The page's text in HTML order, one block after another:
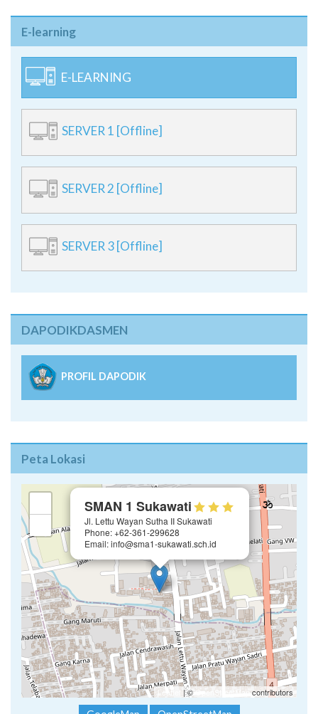
E-learning
E-LEARNING
SERVER 1 [Offline]
SERVER 2 [Offline]
SERVER 3 [Offline]
DAPODIKDASMEN
PROFIL DAPODIK
Peta Lokasi
SMAN 1 Sukawati
Jl. Lettu Wayan Sutha II Sukawati
Phone: +62-361-299628
Email: info@sma1-sukawati.sch.id
Leaflet | ©OpenStreetMap contributors